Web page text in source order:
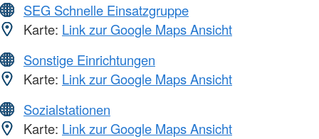
SEG Schnelle Einsatzgruppe
Karte: Link zur Google Maps Ansicht
Sonstige Einrichtungen
Karte: Link zur Google Maps Ansicht
Sozialstationen
Karte: Link zur Google Maps Ansicht